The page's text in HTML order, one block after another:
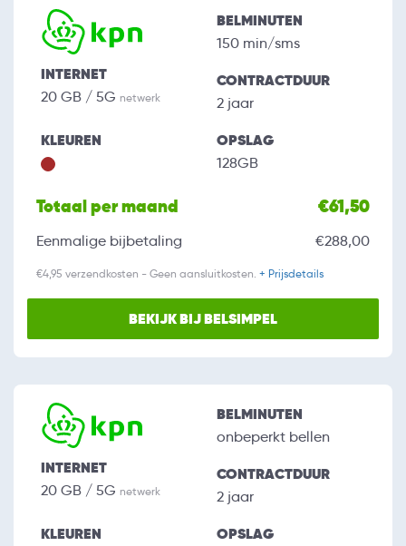
INTERNET
20 GB / 5G netwerk
BELMINUTEN
150 min/sms
CONTRACTDUUR
2 jaar
KLEUREN OPSLAG
128GB
Totaal per maand €61,50
Eenmalige bijbetaling €288,00
€4,95 verzendkosten - Geen aansluitkosten. + Prijsdetails
BEKIJK BIJ BELSIMPEL
INTERNET
20 GB / 5G netwerk
BELMINUTEN
onbeperkt bellen
CONTRACTDUUR
2 jaar
KLEUREN OPSLAG